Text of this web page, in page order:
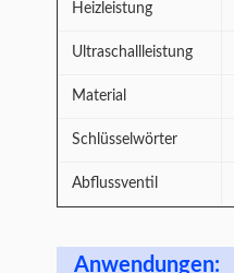
Heizleistung
Ultraschallleistung
Material
Schlüsselwörter
Abflussventil
Anwendungen: